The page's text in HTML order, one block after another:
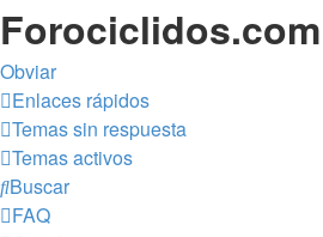
Forociclidos.com
Obviar
Enlaces rápidos
Temas sin respuesta
Temas activos
Buscar
FAQ